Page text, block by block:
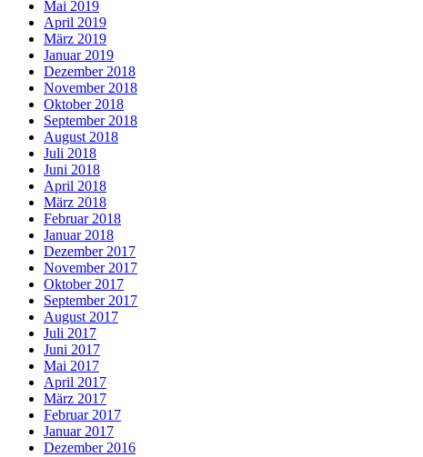
Mai 2019
April 2019
März 2019
Januar 2019
Dezember 2018
November 2018
Oktober 2018
September 2018
August 2018
Juli 2018
Juni 2018
April 2018
März 2018
Februar 2018
Januar 2018
Dezember 2017
November 2017
Oktober 2017
September 2017
August 2017
Juli 2017
Juni 2017
Mai 2017
April 2017
März 2017
Februar 2017
Januar 2017
Dezember 2016